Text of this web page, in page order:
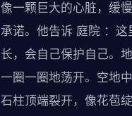
像一颗巨大的心脏，缓
承诺。他告诉 庭院 ：
长，会自己保护自己。
一圈一圈地荡开。空地
石柱顶端裂开，像花苞